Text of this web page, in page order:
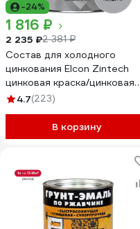
-24%
1 816 ₽
2 235 ₽2 381 ₽
Состав для холодного
цинкования Elcon Zintech
цинковая краска/цинковая
грунтовка/грунт по металлу,
4.7(223)
В корзину